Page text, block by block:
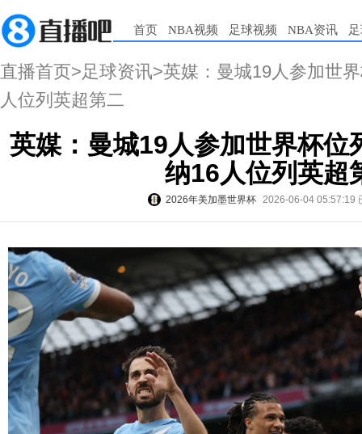
首页 NBA视频 足球视频 NBA资讯
直播首页>足球资讯>英媒：曼城19人参加世
人位列英超第二
英媒：曼城19人参加世界杯位
纳16人位列英超
2026年美加墨世界杯 2026-06-04 05:57:19